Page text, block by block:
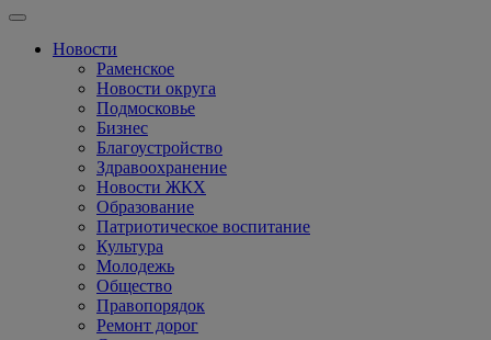
Новости
Раменское
Новости округа
Подмосковье
Бизнес
Благоустройство
Здравоохранение
Новости ЖКХ
Образование
Патриотическое воспитание
Культура
Молодежь
Общество
Правопорядок
Ремонт дорог